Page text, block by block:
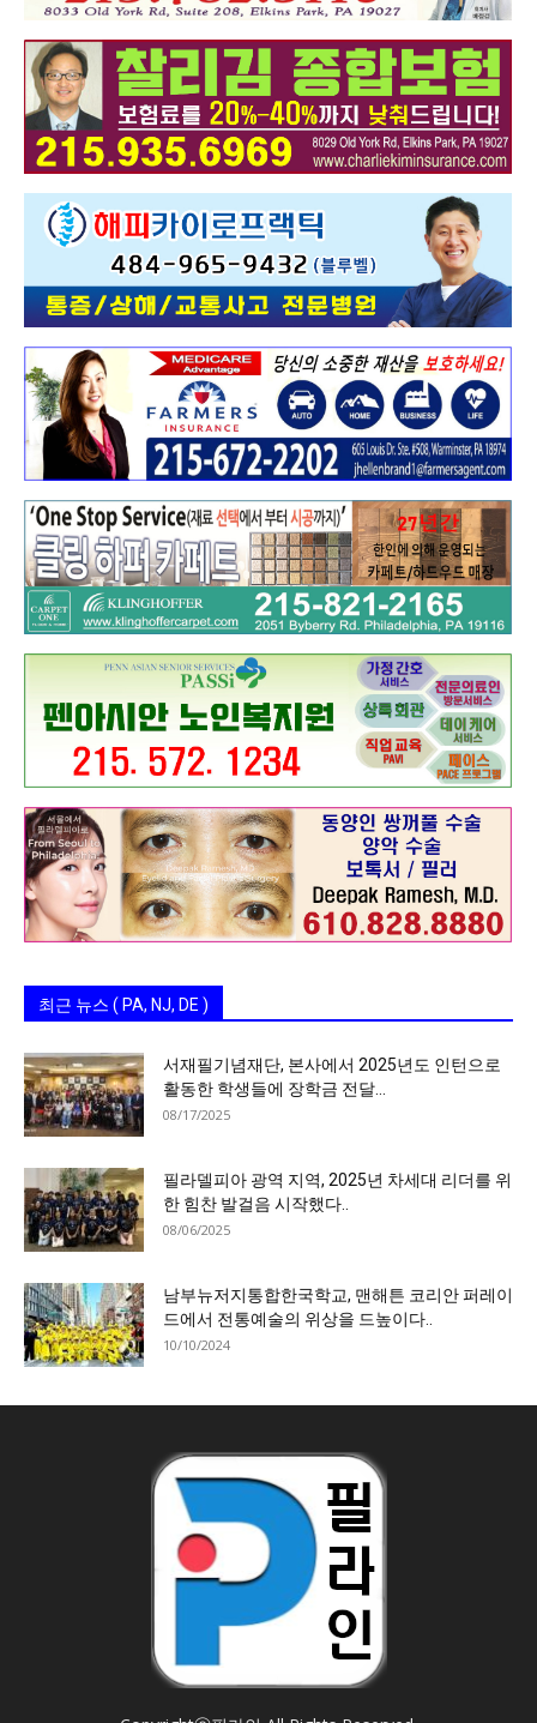
최근 뉴스 ( PA, NJ, DE )
서재필기념재단, 본사에서 2025년도 인턴으로
활동한 학생들에 장학금 전달…
08/17/2025
필라델피아 광역 지역, 2025년 차세대 리더를 위
한 힘찬 발걸음 시작했다..
08/06/2025
남부뉴저지통합한국학교, 맨해튼 코리안 퍼레이
드에서 전통예술의 위상을 드높이다..
10/10/2024